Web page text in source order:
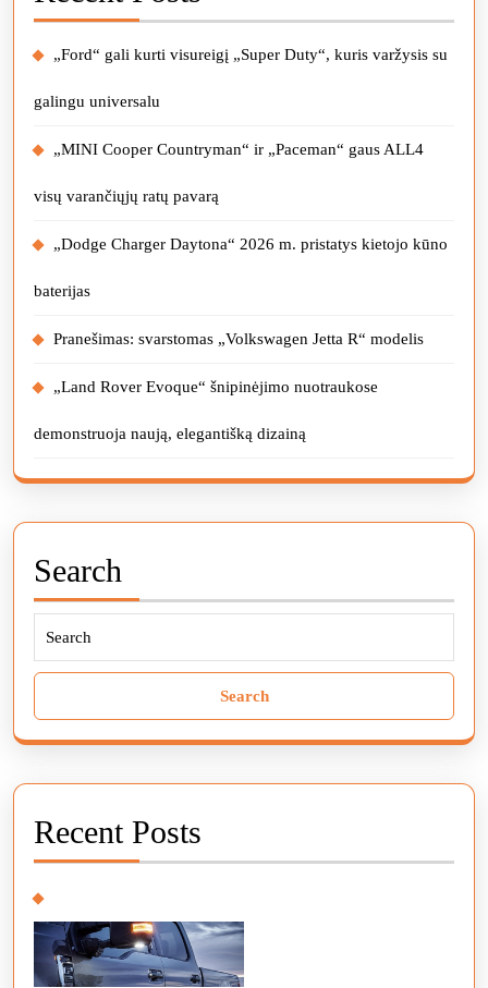
„Ford“ gali kurti visureigį „Super Duty“, kuris varžysis su
galingu universalu
„MINI Cooper Countryman“ ir „Paceman“ gaus ALL4
visų varančiųjų ratų pavarą
„Dodge Charger Daytona“ 2026 m. pristatys kietojo kūno
baterijas
Pranešimas: svarstomas „Volkswagen Jetta R“ modelis
„Land Rover Evoque“ šnipinėjimo nuotraukose
demonstruoja naują, elegantišką dizainą
Search
Search
Recent Posts